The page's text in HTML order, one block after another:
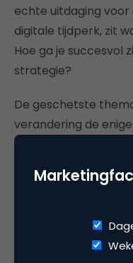
echte uitdaging
digitale tijdperk, zit
Hoe ga je succesvol
strategie?
De geschetste
verandering de
klantgerichtheid en
medewerker
tijdperk de lat
meer voldoende –
sleutelwoord.